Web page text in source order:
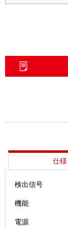
仕様
検出信号
機能
電源